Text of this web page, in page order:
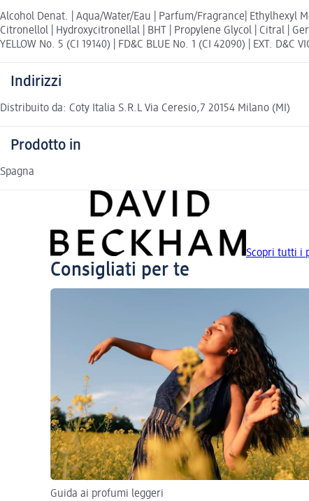
Alcohol Denat. | Aqua/Water/Eau | Parfum/Fragrance| Ethylhexyl
Citronellol | Hydroxycitronellal | BHT | Propylene Glycol | Citral |
YELLOW No. 5 (CI 19140) | FD&C BLUE No. 1 (CI 42090) | EXT.
Indirizzi
Distribuito da: Coty Italia S.R.L Via Ceresio,7 20154 Milano (MI)
Prodotto in
Spagna
Scopri tutti i
Consigliati per te
Guida ai profumi leggeri